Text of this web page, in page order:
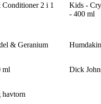
Conditioner 2 i 1
Kids -
- 400 ml
& Geranium
ml Dick
havtorn